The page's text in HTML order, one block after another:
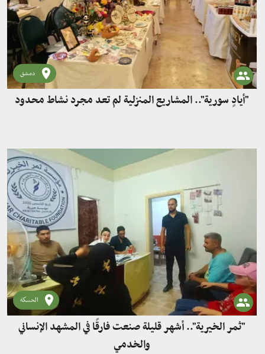
دمشق
"أيادٍ سورية".. المشاريع المنزلية لم تعد مجرد نشاط محدود
الحسكة
"ثمر الخيرية".. أشهر قليلة صنعت فارقًا في المشهد الإنساني
والخدمي